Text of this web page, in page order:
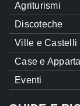
Agriturismi
Discoteche
Ville e Castelli
Case e
Eventi